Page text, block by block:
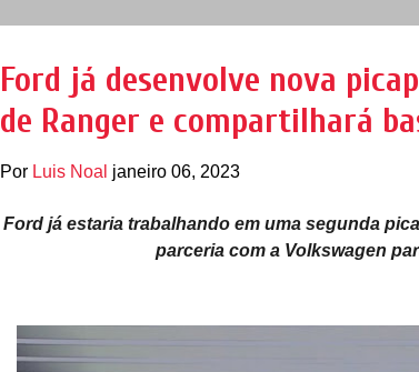
Ford já desenvolve nova
de Ranger e compartilhará
Por Luis Noal janeiro 06, 2023
Ford já estaria trabalhando em uma segunda
parceria com a Volkswagen